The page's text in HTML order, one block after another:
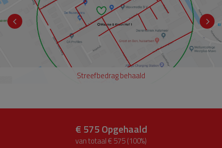
Streefbedrag behaald
€ 575Opgehaald
van totaal € 575 (100%)